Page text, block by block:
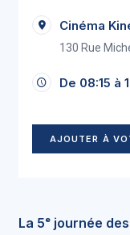
Cinéma
130 Rue
De 08:15 à
AJOUTER À
La 5ᵉ journée